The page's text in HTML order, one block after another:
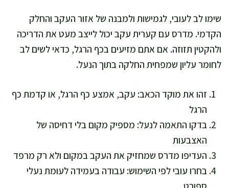
שימו לב לעובי, לגמישות ולמבנה של אזור העקב והחלק
הקדמי. מדרס עם קערית עקב יכול לייצב מעט את הדריכה
ולהקטין תזוזה. אם אתם מזיעים בכף הרגל, כדאי לשים לב
לחומר עליון שמפחית החלקה בתוך הנעל.
זהו את מוקד הכאב: עקב, אמצע כף הרגל, או קדמת כף
הרגל
בדקו התאמה לנעל: מספיק מקום בלי דחיסה של
האצבעות
העדיפו מדרס שמחזיק את העקב במקום ולא רק מרפד
בחרו עובי לפי השימוש: עבודה בעמידה לעומת נעלי